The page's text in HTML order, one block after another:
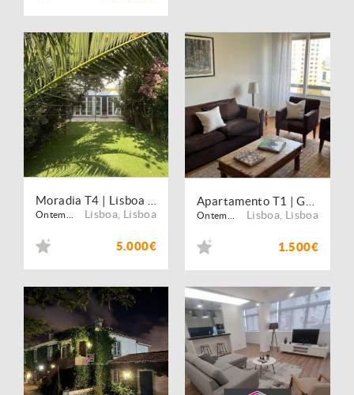
Ontem... Lisboa Lisboa
5.000€
Ontem... Lisboa Lisboa
1.500€